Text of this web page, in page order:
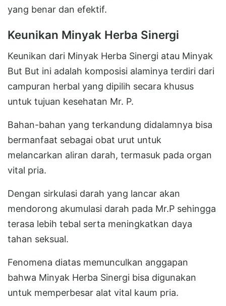
yang benar dan efektif.
Keunikan Minyak Herba Sinergi
Keunikan dari Minyak Herba Sinergi atau Minyak
But But ini adalah komposisi alaminya terdiri dari
campuran herbal yang dipilih secara khusus
untuk tujuan kesehatan Mr. P.
Bahan-bahan yang terkandung didalamnya bisa
bermanfaat sebagai obat urut untuk
melancarkan aliran darah, termasuk pada organ
vital pria.
Dengan sirkulasi darah yang lancar akan
mendorong akumulasi darah pada Mr.P sehingga
terasa lebih tebal serta meningkatkan daya
tahan seksual.
Fenomena diatas memunculkan anggapan
bahwa Minyak Herba Sinergi bisa digunakan
untuk memperbesar alat vital kaum pria.